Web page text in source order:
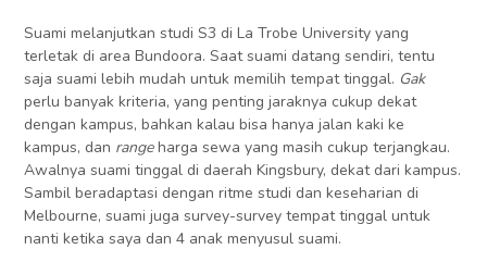
Suami melanjutkan studi S3 di La Trobe University yang
terletak di area Bundoora. Saat suami datang sendiri, tentu
saja suami lebih mudah untuk memilih tempat tinggal. Gak
perlu banyak kriteria, yang penting jaraknya cukup dekat
dengan kampus, bahkan kalau bisa hanya jalan kaki ke
kampus, dan rangeharga sewa yang masih cukup terjangkau.
Awalnya suami tinggal di daerah Kingsbury, dekat dari kampus.
Sambil beradaptasi dengan ritme studi dan keseharian di
Melbourne, suami juga survey-survey tempat tinggal untuk
nanti ketika saya dan 4 anak menyusul suami.